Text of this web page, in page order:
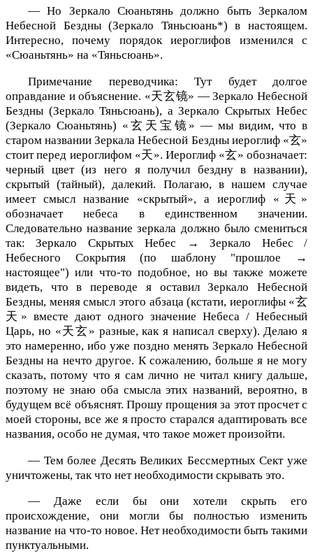
— Но Зеркало Сюаньтянь должно быть Зеркалом
Небесной Бездны (Зеркало Тяньсюань*) в настоящем.
Интересно, почему порядок иероглифов изменился с
«Сюаньтянь» на «Тяньсюань».
Примечание переводчика: Тут будет долгое
оправдание и объяснение. «天玄镜» — Зеркало Небесной
Бездны (Зеркало Тяньсюань), а Зеркало Скрытых Небес
(Зеркало Сюаньтянь) «玄天宝镜» — мы видим, что в
старом названии Зеркала Небесной Бездны иероглиф «玄»
стоит перед иероглифом «天». Иероглиф «玄» обозначает:
черный цвет (из него я получил бездну в названии),
скрытый (тайный), далекий. Полагаю, в нашем случае
имеет смысл название «скрытый», а иероглиф «天»
обозначает небеса в единственном значении.
Следовательно название зеркала должно было смениться
так: Зеркало Скрытых Небес → Зеркало Небес /
Небесного Сокрытия (по шаблону "прошлое →
настоящее") или что-то подобное, но вы также можете
видеть, что в переводе я оставил Зеркало Небесной
Бездны, меняя смысл этого абзаца (кстати, иероглифы «玄
天» вместе дают одного значение Небеса / Небесный
Царь, но «天玄» разные, как я написал сверху). Делаю я
это намеренно, ибо уже поздно менять Зеркало Небесной
Бездны на нечто другое. К сожалению, больше я не могу
сказать, потому что я сам лично не читал книгу дальше,
поэтому не знаю оба смысла этих названий, вероятно, в
будущем всё объяснят. Прошу прощения за этот просчет с
моей стороны, все же я просто старался адаптировать все
названия, особо не думая, что такое может произойти.
— Тем более Десять Великих Бессмертных Сект уже
уничтожены, так что нет необходимости скрывать это.
— Даже если бы они хотели скрыть его
происхождение, они могли бы полностью изменить
название на что-то новое. Нет необходимости быть такими
пунктуальными.